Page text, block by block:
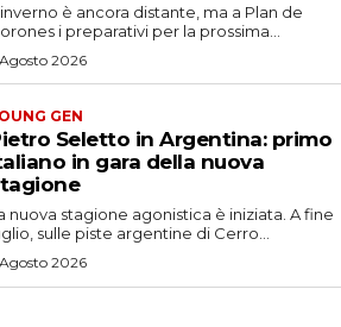
è ancora distante, ma a Plan de
i preparativi per la prossima...
2026
GEN
Seletto in Argentina: primo
in gara della nuova
nuova stagione agonistica è iniziata. A fine
sulle piste argentine di Cerro...
2026